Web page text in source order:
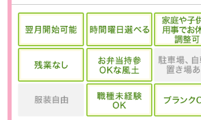
【必須】Windows基本操作、メー
ル（Outlook/Teams等のチャット
ツール）操作
【歓迎】Excel（基本関数・フォー
マット入力・集計）